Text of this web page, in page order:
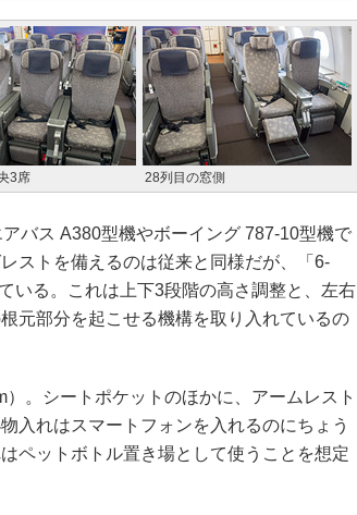
3席 28列目の窓側
バス A380型機やボーイング 787-10型機で
ストを備えるのは従来と同様だが、「6-
いる。これは上下3段階の高さ調整と、左右
元部分を起こせる機構を取り入れているの
。シートポケットのほかに、アームレスト
入れはスマートフォンを入れるのにちょう
ペットボトル置き場として使うことを想定